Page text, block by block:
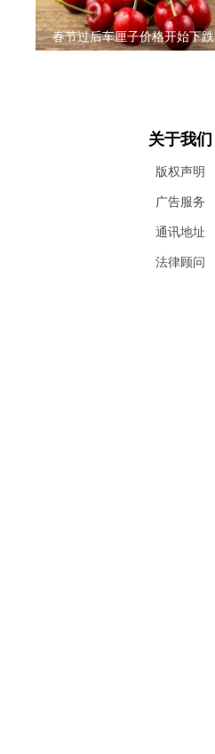
春节过后车厘子价格开始下跌
关于我们
版权声明
广告服务
通讯地址
法律顾问